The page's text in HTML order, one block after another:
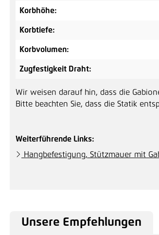
Korbhöhe:
Korbtiefe:
Korbvolumen:
Zugfestigkeit Draht:
Wir weisen darauf hin, dass die
Bitte beachten Sie, dass die Statik
Weiterführende Links:
Hangbefestigung, Stützmauer mit
Unsere Empfehlungen